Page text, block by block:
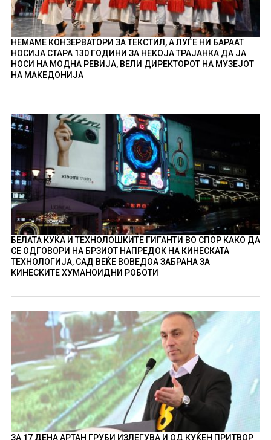
НЕМАМЕ КОНЗЕРВАТОРИ ЗА ТЕКСТИЛ, А ЛУЃЕ НИ БАРААТ
НОСИЈА СТАРА 130 ГОДИНИ ЗА НЕКОЈА ТРАЈАНКА ДА ЈА
НОСИ НА МОДНА РЕВИЈА, ВЕЛИ ДИРЕКТОРОТ НА МУЗЕЈОТ
НА МАКЕДОНИЈА
БЕЛАТА КУЌА И ТЕХНОЛОШКИТЕ ГИГАНТИ ВО СПОР КАКО ДА
СЕ ОДГОВОРИ НА БРЗИОТ НАПРЕДОК НА КИНЕСКАТА
ТЕХНОЛОГИЈА, САД ВЕЌЕ ВОВЕДОА ЗАБРАНА ЗА
КИНЕСКИТЕ ХУМАНОИДНИ РОБОТИ
ЗА 17 ДЕНА АРТАН ГРУБИ ИЗЛЕГУВА И ОД КУЌЕН ПРИТВОР